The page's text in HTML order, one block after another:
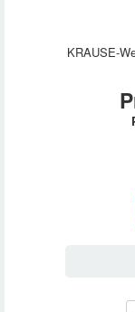
KRAUSE-